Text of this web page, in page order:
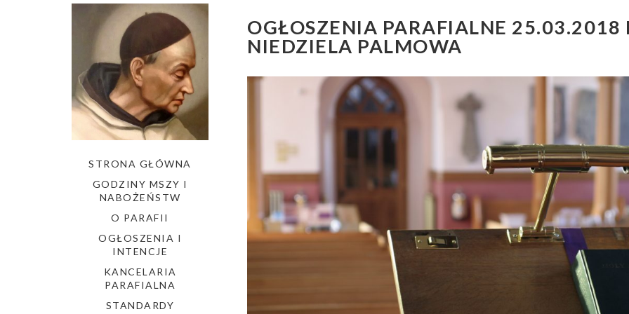
STRONA GŁÓWNA
GODZINY MSZY I
NABOŻEŃSTW
O PARAFII
OGŁOSZENIA I
INTENCJE
KANCELARIA
PARAFIALNA
STANDARDY
OGŁOSZENIA PARAFIALNE 25.03.2018
NIEDZIELA PALMOWA